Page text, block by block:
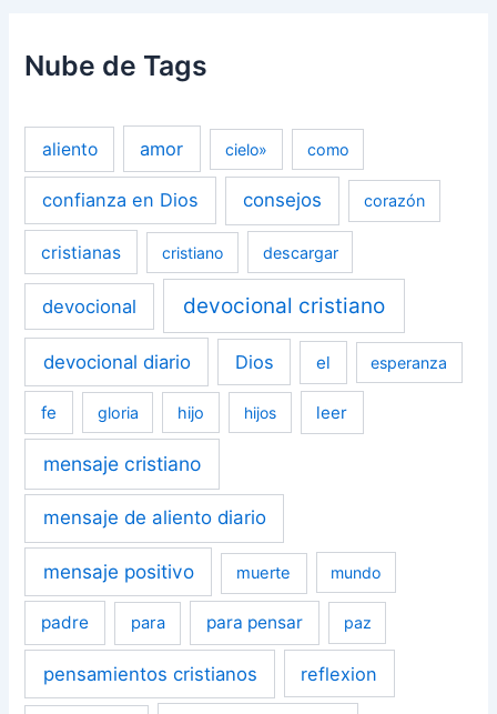
Nube de Tags
aliento amor cielo» como
confianza en Dios consejos corazón
cristianas cristiano descargar
devocional devocional cristiano
devocional diario Dios el esperanza
fe gloria hijo hijos leer
mensaje cristiano
mensaje de aliento diario
mensaje positivo muerte mundo
padre para para pensar paz
pensamientos cristianos reflexion